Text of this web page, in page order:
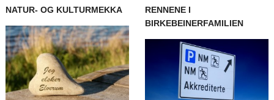
NATUR- OG KULTURMEKKA
RENNENE I
BIRKEBEINERFAMILIEN